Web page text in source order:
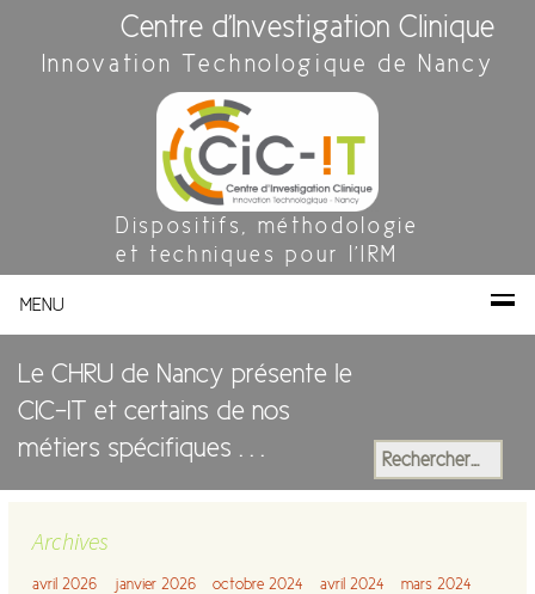
Centre d'Investigation Clinique
Innovation Technologique de Nancy
Dispositifs, méthodologie
et techniques pour l'IRM
MENU
Le CHRU de Nancy présente le
CIC-IT et certains de nos
métiers spécifiques . . .
Rechercher :
Archives
avril 2026 janvier 2026 octobre 2024 avril 2024
mars 2024